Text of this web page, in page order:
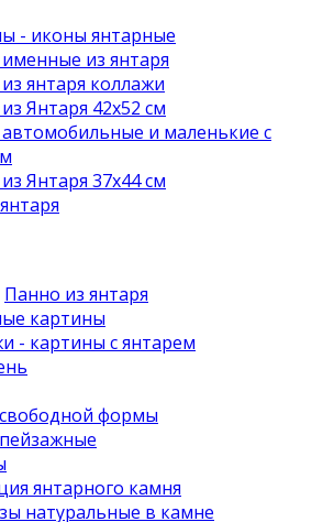
- иконы янтарные
из янтаря
янтаря коллажи
Янтаря 42х52 см
и маленькие с
Янтаря 37х44 см
Панно из янтаря
картины
- картины с янтарем
формы
янтарного камня
натуральные в камне